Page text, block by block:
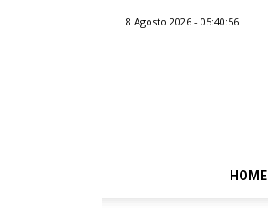
8 Agosto 2026 - 05:40:56
HOME